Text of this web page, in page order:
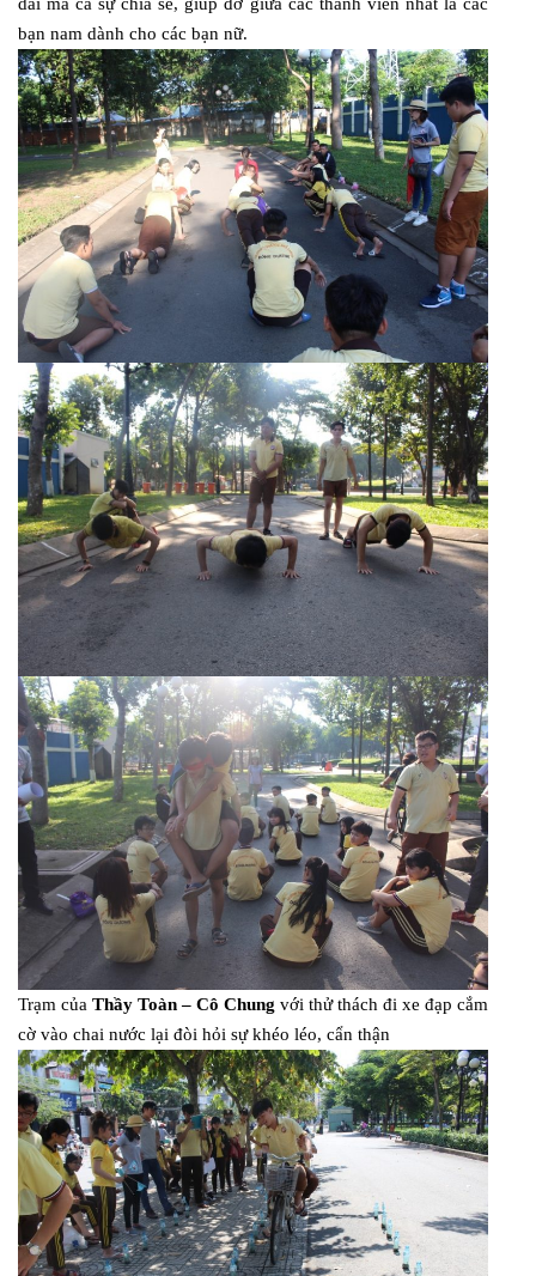
bạn nam dành cho các bạn nữ.
Trạm của Thầy Toàn – Cô Chung với thử thách đi xe đạp cắm
cờ vào chai nước lại đòi hỏi sự khéo léo, cẩn thận